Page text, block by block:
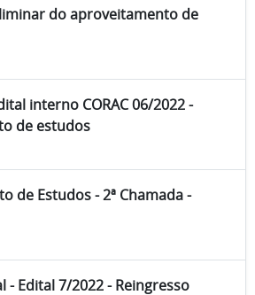
do aproveitamento de
interno CORAC 06/2022 -
de estudos
de Estudos - 2ª Chamada -
- Edital 7/2022 - Reingresso